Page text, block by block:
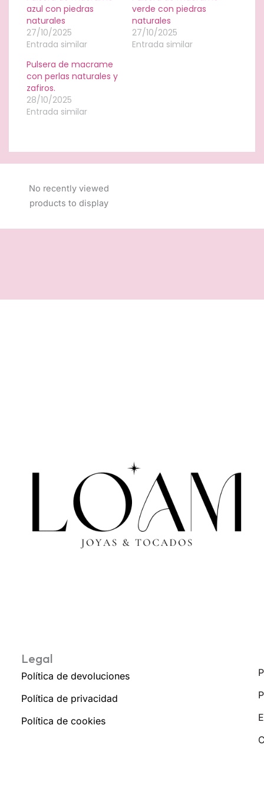
azul con piedras
naturales
27/10/2025
Entrada similar
verde con piedras
naturales
27/10/2025
Entrada similar
Pulsera de macrame
con perlas naturales y
zafiros.
28/10/2025
Entrada similar
No recently viewed
products to display
Legal
Política de devoluciones
Política de privacidad
Política de cookies